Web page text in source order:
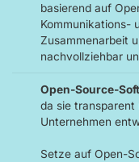
basierend auf
Kommunikations-
Zusammenarbeit
nachvollziehbar
Open-Source-
da sie transparent
Unternehmen
Setze auf Open-